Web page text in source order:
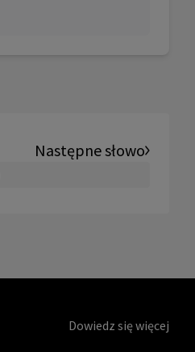
Następne słowo
Dowiedz się więcej